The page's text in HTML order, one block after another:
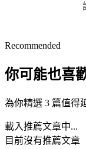
Recommended
你可能也喜
為你精選 3 篇值得
載入推薦文章中...
目前沒有推薦文章